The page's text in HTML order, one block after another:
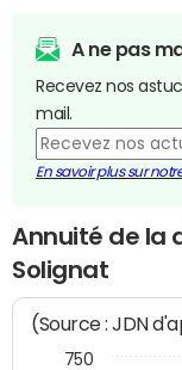
A ne pas
Recevez nos
mail.
En savoir plus sur
Annuité de la
Solignat
(Source : JDN
750